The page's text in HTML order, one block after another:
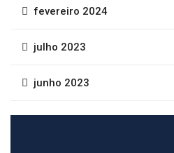
fevereiro 2024
julho 2023
junho 2023